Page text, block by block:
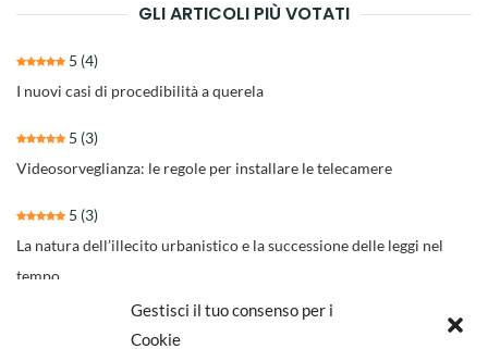
Gestisci il tuo consenso per i
Cookie
GLI ARTICOLI PIÙ VOTATI
5 (4)
I nuovi casi di procedibilità a querela
5 (3)
Videosorveglianza: le regole per installare le telecamere
5 (3)
La natura dell’illecito urbanistico e la successione delle leggi nel
tempo